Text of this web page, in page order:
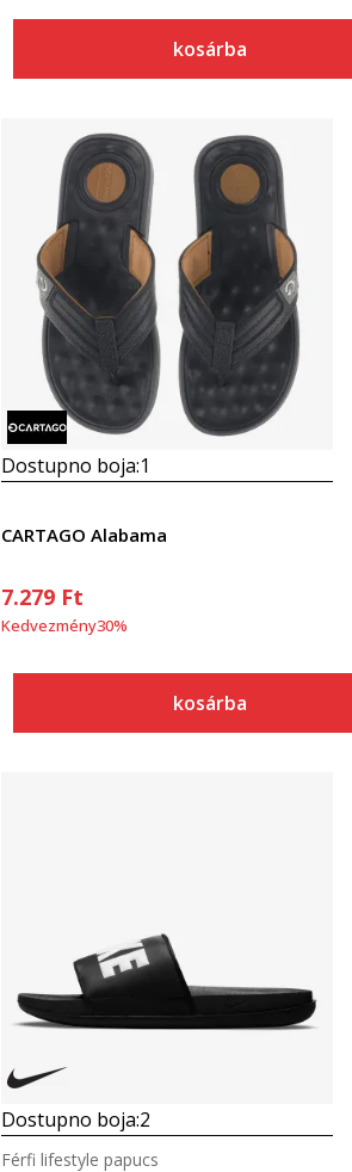
kosárba
Összehasonlítás
Dostupno boja:1
CARTAGO Alabama
7.279 Ft
Kedvezmény30%
kosárba
Összehasonlítás
Dostupno boja:2
Férfi lifestyle papucs